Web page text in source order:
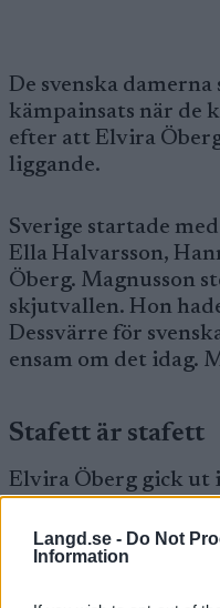
Langd.se - Do Not
Information
De svenska
kämpainsats när de
efter att Elvira
liggande.
Sverige startade
Ella Halvarsson,
Öberg. Magnusson
skjutvallen. Hon
Dessvärre för
ensam om det idag.
Stafett är stafett
Elvira Öberg gick ut
Femsteinvik, efter
Halvarsson och